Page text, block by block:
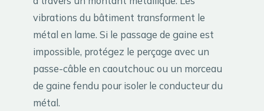
vibrations du bâtiment transforment le
métal en lame. Si le passage de gaine est
impossible, protégez le perçage avec un
passe-câble en caoutchouc ou un morceau
de gaine fendu pour isoler le conducteur du
métal.